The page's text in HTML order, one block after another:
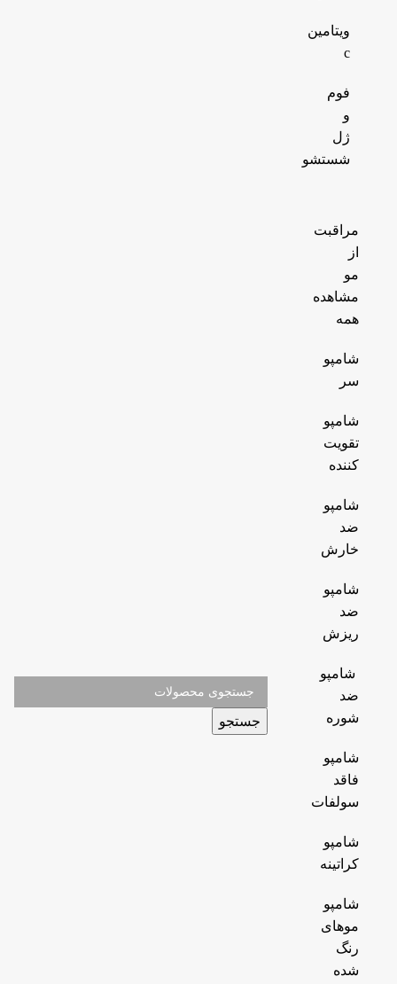
ویتامین
c
فوم
و
ژل
شستشو
مراقبت
از
مو
مشاهده
همه
شامپو
سر
شامپو
تقویت
کننده
شامپو
ضد
خارش
شامپو
ضد
ریزش
شامپو
ضد
شوره
شامپو
فاقد
سولفات
شامپو
کراتینه
شامپو
موهای
رنگ
شده
جستجو